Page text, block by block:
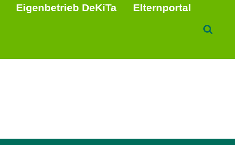
Eigenbetrieb DeKiTa Elternportal